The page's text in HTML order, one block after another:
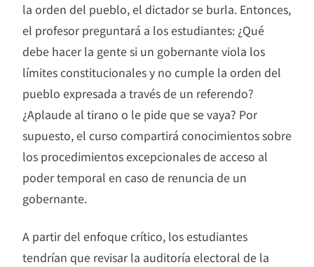
la orden del pueblo, el dictador se burla. Entonces,
el profesor preguntará a los estudiantes: ¿Qué
debe hacer la gente si un gobernante viola los
límites constitucionales y no cumple la orden del
pueblo expresada a través de un referendo?
¿Aplaude al tirano o le pide que se vaya? Por
supuesto, el curso compartirá conocimientos sobre
los procedimientos excepcionales de acceso al
poder temporal en caso de renuncia de un
gobernante.
A partir del enfoque crítico, los estudiantes
tendrían que revisar la auditoría electoral de la